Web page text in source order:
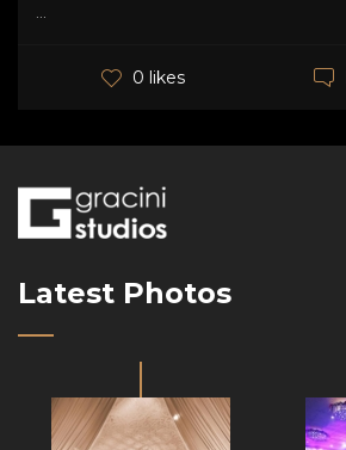
...
0 likes
Latest Photos